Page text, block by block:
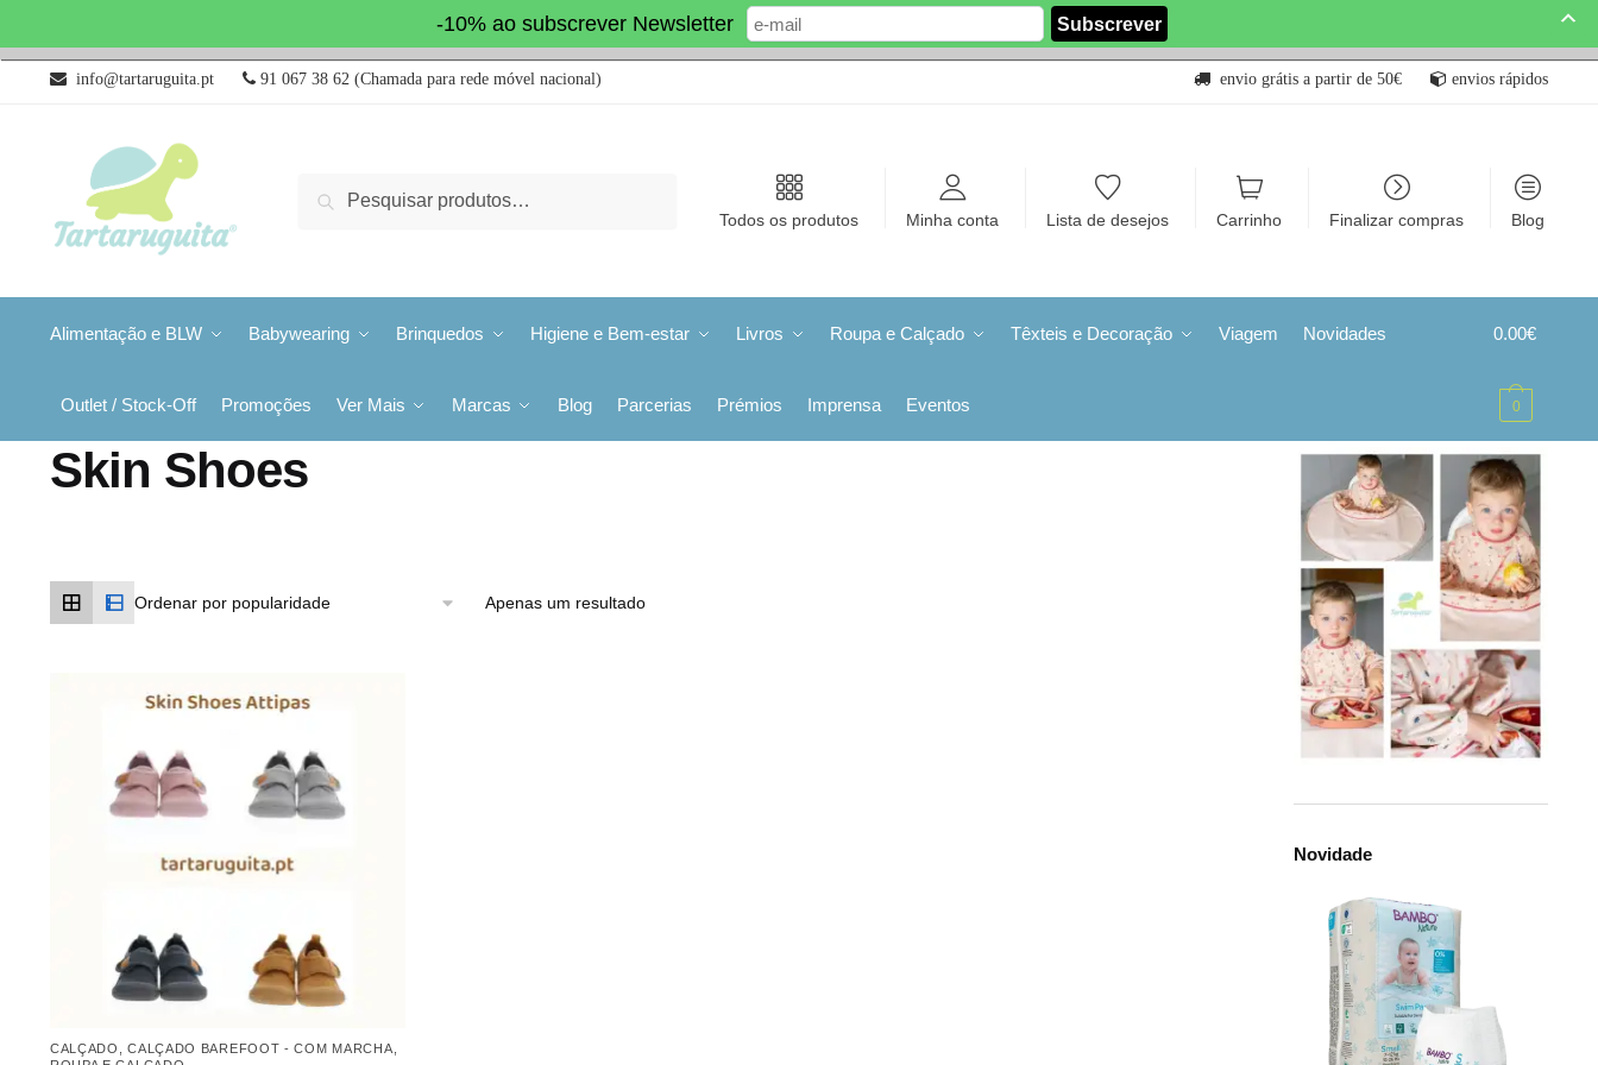
-10% ao subscrever Newsletter
info@tartaruguita.pt 91 067 38 62 (Chamada para rede móvel nacional) envio grátis a partir de 50€ envios rápidos
Pesquisa
Todos os produtos Minha conta Lista de desejos Carrinho Finalizar compras Blog
Alimentação e BLW Babywearing Brinquedos Higiene e Bem-estar Livros Roupa e Calçado Têxteis e Decoração Viagem Novidades
Outlet / Stock-Off Promoções Ver Mais Marcas Blog Parcerias Prémios Imprensa Eventos
0.00€
0
Skin Shoes
Apenas um resultado
CALÇADO ,CALÇADO BAREFOOT - COM MARCHA
Novidade